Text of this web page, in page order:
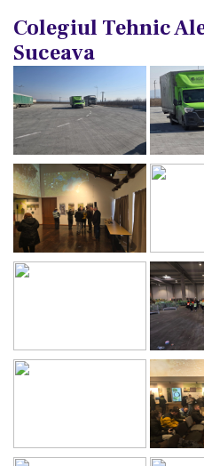
Colegiul Tehnic
Suceava